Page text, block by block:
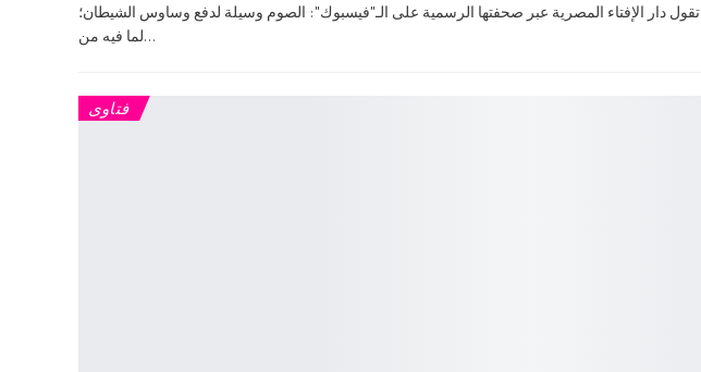
تقول دار الإفتاء المصرية عبر صحفتها الرسمية على الـ"فيسبوك": الصوم وسيلة لدفع وساوس الشيطان؛
لما فيه من…
فتاوى